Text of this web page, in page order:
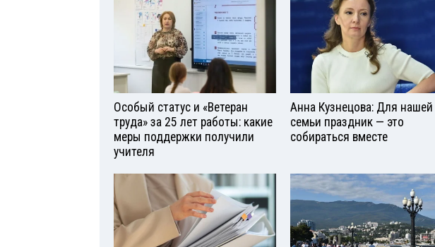
Особый статус и «Ветеран
труда» за 25 лет работы: какие
меры поддержки получили
учителя
Анна Кузнецова: Для нашей
семьи праздник — это
собираться вместе